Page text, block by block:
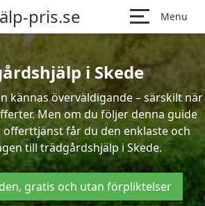
pris.se Menu
i Skede
kännas överväldigande – särskilt när
Men om du följer denna guide
offerttjänst får du den enklaste och
till trädgårdshjälp i Skede.
gratis och utan förpliktelser